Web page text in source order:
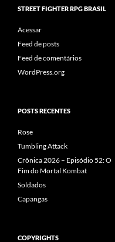
STREET FIGHTER RPG BRASIL
Acessar
Feed de posts
Feed de comentários
WordPress.org
POSTS RECENTES
Rose
Tumbling Attack
Crônica 2026 – Episódio 52: O
Fim do Mortal Kombat
Soldados
Capangas
COPYRIGHTS